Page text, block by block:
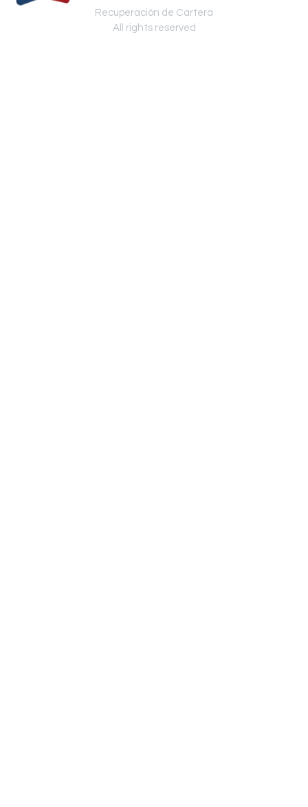
Recuperación de Cartera
All rights reserved